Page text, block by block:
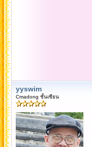
yyswim
Cmadong ชั้นเซียน